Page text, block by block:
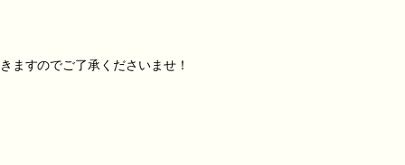
ますのでご了承くださいませ！